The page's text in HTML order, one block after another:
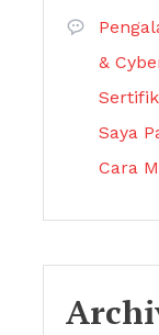
&
Saya
Cara